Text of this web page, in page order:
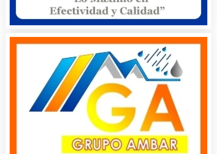
Cámaras de Comercio
Camiones para Fletes
Cancelería de Aluminio
Capacitación